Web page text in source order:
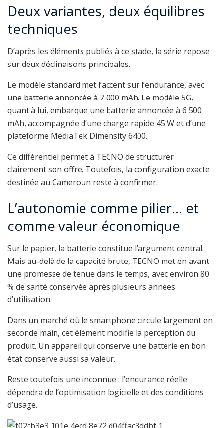
Deux variantes, deux équilibres
techniques
D’après les éléments publiés à ce stade, la série repose
sur deux déclinaisons principales.
Le modèle standard met l’accent sur l’endurance, avec
une batterie annoncée à 7 000 mAh. Le modèle 5G,
quant à lui, embarque une batterie annoncée à 6 500
mAh, accompagnée d’une charge rapide 45 W et d’une
plateforme MediaTek Dimensity 6400.
Ce différentiel permet à TECNO de structurer
clairement son offre. Toutefois, la configuration exacte
destinée au Cameroun reste à confirmer.
L’autonomie comme pilier… et
comme valeur économique
Sur le papier, la batterie constitue l’argument central.
Mais au-delà de la capacité brute, TECNO met en avant
une promesse de tenue dans le temps, avec environ 80
% de santé conservée après plusieurs années
d’utilisation.
Dans un marché où le smartphone circule largement en
seconde main, cet élément modifie la perception du
produit. Un appareil qui conserve une batterie en bon
état conserve aussi sa valeur.
Reste toutefois une inconnue : l’endurance réelle
dépendra de l’optimisation logicielle et des conditions
d’usage.